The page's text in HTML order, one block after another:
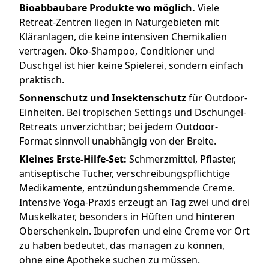
Bioabbaubare Produkte wo möglich. Viele
Retreat-Zentren liegen in Naturgebieten mit
Kläranlagen, die keine intensiven Chemikalien
vertragen. Öko-Shampoo, Conditioner und
Duschgel ist hier keine Spielerei, sondern einfach
praktisch.
Sonnenschutz und Insektenschutzfür Outdoor-
Einheiten. Bei tropischen Settings und Dschungel-
Retreats unverzichtbar; bei jedem Outdoor-
Format sinnvoll unabhängig von der Breite.
Kleines Erste-Hilfe-Set: Schmerzmittel, Pflaster,
antiseptische Tücher, verschreibungspflichtige
Medikamente, entzündungshemmende Creme.
Intensive Yoga-Praxis erzeugt an Tag zwei und drei
Muskelkater, besonders in Hüften und hinteren
Oberschenkeln. Ibuprofen und eine Creme vor Ort
zu haben bedeutet, das managen zu können,
ohne eine Apotheke suchen zu müssen.